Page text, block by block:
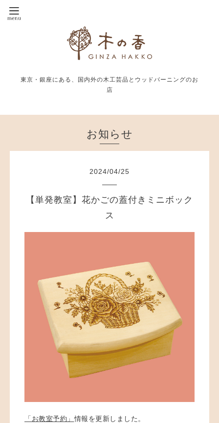
東京・銀座にある、国内外の木工芸品とウッドバーニングのお
店
お知らせ
2024/04/25
【単発教室】花かごの蓋付きミニボック
ス
「お教室予約」情報を更新しました。